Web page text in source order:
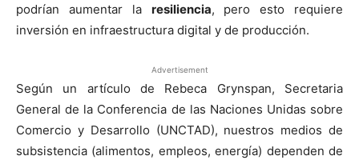
podrían aumentar la resiliencia, pero esto requiere
inversión en infraestructura digital y de producción.
Advertisement
Según un artículo de Rebeca Grynspan, Secretaria
General de la Conferencia de las Naciones Unidas sobre
Comercio y Desarrollo (UNCTAD), nuestros medios de
subsistencia (alimentos, empleos, energía) dependen de